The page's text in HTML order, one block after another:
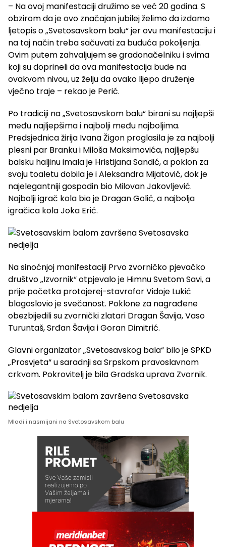
– Na ovoj manifestaciji družimo se već 20 godina. S
obzirom da je ovo značajan jubilej želimo da izdamo
ljetopis o „Svetosavskom balu“ jer ovu manifestaciju i
na taj način treba sačuvati za buduća pokoljenja.
Ovim putem zahvaljujem se gradonačelniku i svima
koji su doprineli da ova manifestacija bude na
ovakvom nivou, uz želju da ovako lijepo druženje
vječno traje – rekao je Perić.
Po tradiciji na „Svetosavskom balu“ birani su najljepši
među najljepšima i najbolji među najboljima.
Predsjednica žirija Ivana Žigon proglasila je za najbolji
plesni par Branku i Miloša Maksimovića, najljepšu
balsku haljinu imala je Hristijana Sandić, a poklon za
svoju toaletu dobila je i Aleksandra Mijatović, dok je
najelegantniji gospodin bio Milovan Jakovljević.
Najbolji igrač kola bio je Dragan Golić, a najbolja
igračica kola Joka Erić.
Na sinoćnjoj manifestaciji Prvo zvorničko pjevačko
društvo „Izvornik“ otpjevalo je Himnu Svetom Savi, a
prije početka protojerej-stavrofor Vidoje Lukić
blagoslovio je svečanost. Poklone za nagrađene
obezbijedili su zvornički zlatari Dragan Šavija, Vaso
Turuntaš, Srđan Šavija i Goran Dimitrić.
Glavni organizator „Svetosavskog bala“ bilo je SPKD
„Prosvjeta“ u saradnji sa Srpskom pravoslavnom
crkvom. Pokrovitelj je bila Gradska uprava Zvornik.
Mladi i nasmijani na Svetosavskom balu